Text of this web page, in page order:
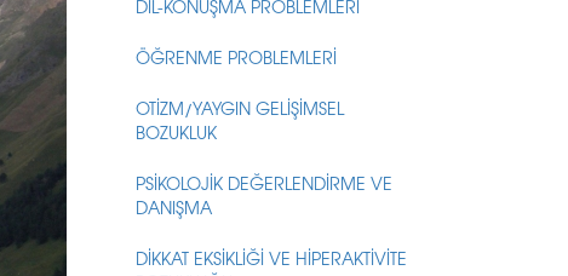
DİL-KONUŞMA PROBLEMLERİ
ÖĞRENME PROBLEMLERİ
OTİZM/YAYGIN GELİŞİMSEL
BOZUKLUK
PSİKOLOJİK DEĞERLENDİRME VE
DANIŞMA
DİKKAT EKSİKLİĞİ VE HİPERAKTİVİTE